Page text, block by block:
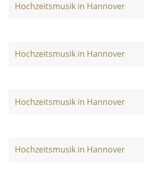
Hochzeitsmusik in Hannover
Hochzeitsmusik in Hannover
Hochzeitsmusik in Hannover
Hochzeitsmusik in Hannover